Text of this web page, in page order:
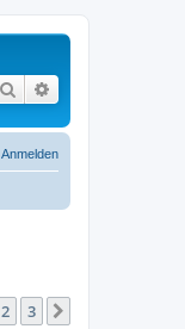
Suche
Anmelden
2 3